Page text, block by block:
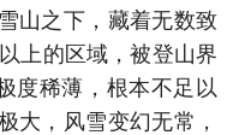
山之下，藏着无数致
上的区域，被登山界
度稀薄，根本不足以
大，风雪变幻无常，